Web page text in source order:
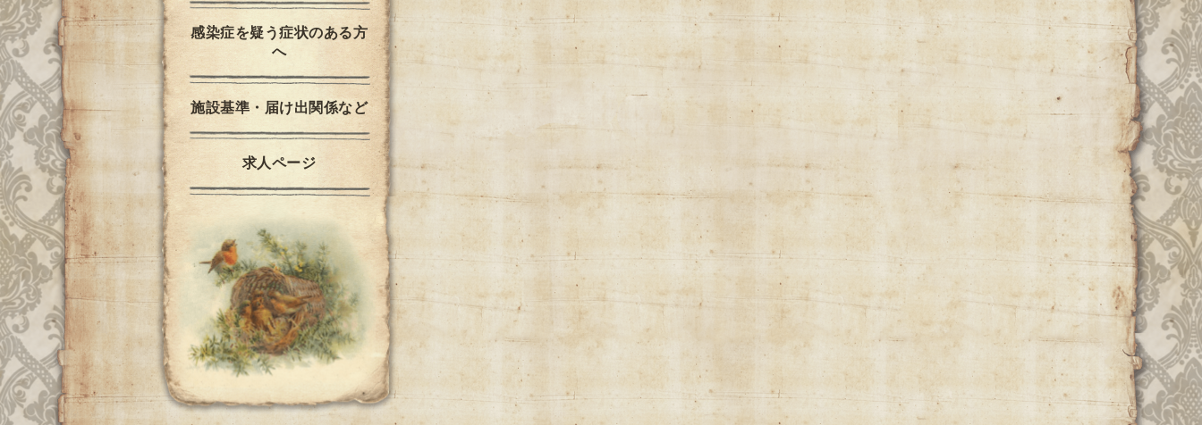
感染症を疑う症状のある方
へ
施設基準・届け出関係など
求人ページ